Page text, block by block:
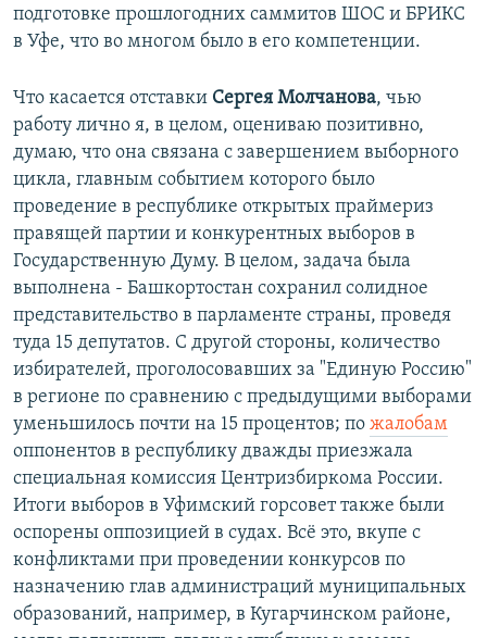
подготовке прошлогодних саммитов ШОС и БРИКС
в Уфе, что во многом было в его компетенции.
Что касается отставки Сергея Молчанова, чью
работу лично я, в целом, оцениваю позитивно,
думаю, что она связана с завершением выборного
цикла, главным событием которого было
проведение в республике открытых праймериз
правящей партии и конкурентных выборов в
Государственную Думу. В целом, задача была
выполнена - Башкортостан сохранил солидное
представительство в парламенте страны, проведя
туда 15 депутатов. С другой стороны, количество
избирателей, проголосовавших за "Единую Россию"
в регионе по сравнению с предыдущими выборами
уменьшилось почти на 15 процентов; по жалобам
оппонентов в республику дважды приезжала
специальная комиссия Центризбиркома России.
Итоги выборов в Уфимский горсовет также были
оспорены оппозицией в судах. Всё это, вкупе с
конфликтами при проведении конкурсов по
назначению глав администраций муниципальных
образований, например, в Кугарчинском районе,